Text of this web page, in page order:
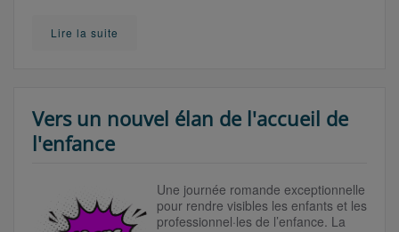
Lire la suite
Vers un nouvel élan de l'accueil de
l'enfance
Une journée romande exceptionnelle
pour rendre visibles les enfants et les
professionnel·les de l’enfance. La